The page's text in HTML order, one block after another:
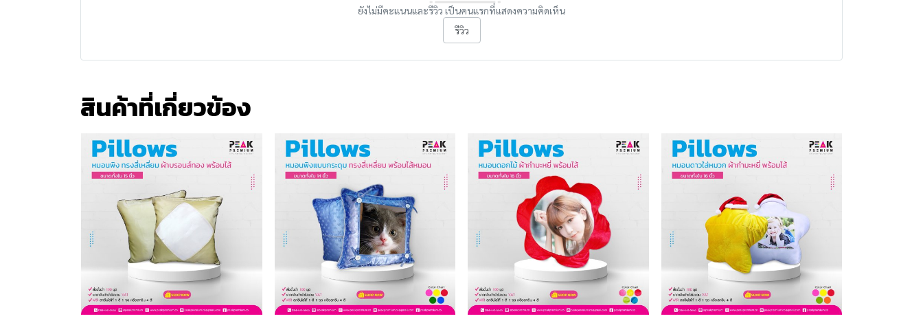
ยังไม่มีคะแนนและรีวิว เป็นคนแรกที่แสดงความคิดเห็น
รีวิว
สินค้าที่เกี่ยวข้อง